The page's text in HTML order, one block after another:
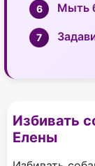
Мыть
Избивать
Елены